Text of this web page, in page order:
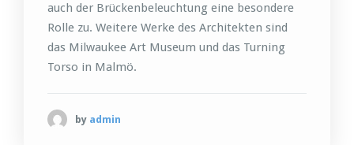
auch der Brückenbeleuchtung eine besondere
Rolle zu. Weitere Werke des Architekten sind
das Milwaukee Art Museum und das Turning
Torso in Malmö.
by admin